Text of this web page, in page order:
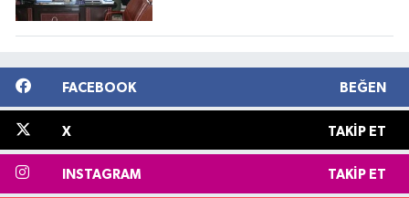
FACEBOOK BEĞEN
X TAKIP ET
INSTAGRAM TAKIP ET